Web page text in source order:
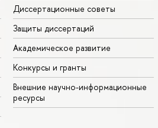
Диссертационные советы
Защиты диссертаций
Академическое развитие
Конкурсы и гранты
Внешние научно-информационные
ресурсы